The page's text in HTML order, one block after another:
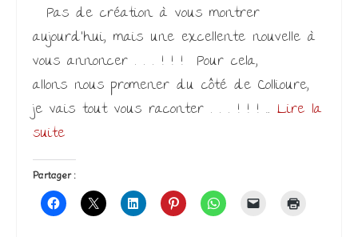
Pas de création à vous montrer
aujourd’hui, mais une excellente nouvelle à
vous annoncer . . . ! ! ! Pour cela,
allons nous promener du côté de Collioure,
je vais tout vous raconter . . . ! ! ! … Lire la
suite­­
Partager :